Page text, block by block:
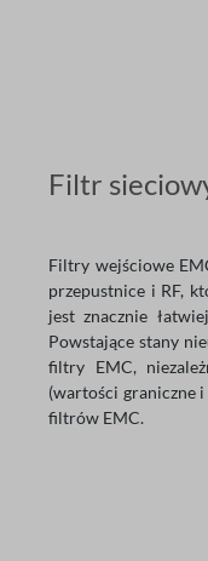
Filtr
Filtry wejściowe
przepustnice i RF,
jest znacznie
Powstające stany
filtry EMC,
(wartości graniczne
filtrów EMC.